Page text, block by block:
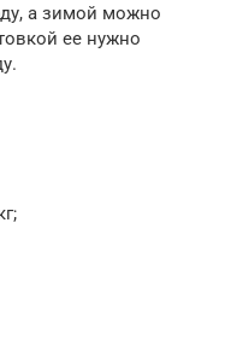
а зимой можно
ее нужно